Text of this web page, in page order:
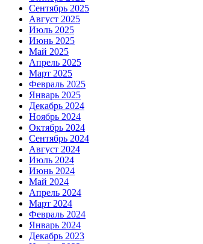
Сентябрь 2025
Август 2025
Июль 2025
Июнь 2025
Май 2025
Апрель 2025
Март 2025
Февраль 2025
Январь 2025
Декабрь 2024
Ноябрь 2024
Октябрь 2024
Сентябрь 2024
Август 2024
Июль 2024
Июнь 2024
Май 2024
Апрель 2024
Март 2024
Февраль 2024
Январь 2024
Декабрь 2023